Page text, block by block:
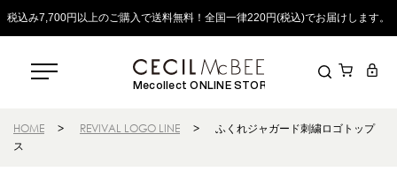
税込み7,700円以上のご購入で送料無料！全国一律220円(税込)でお届けします。
Mecollect ONLINE STORE
HOME > REVIVAL LOGO LINE >
ふくれジャガード刺繍ロゴトップ
ス